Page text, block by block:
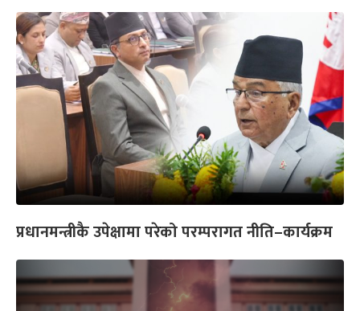
प्रधानमन्त्रीकै उपेक्षामा परेको परम्परागत नीति–कार्यक्रम